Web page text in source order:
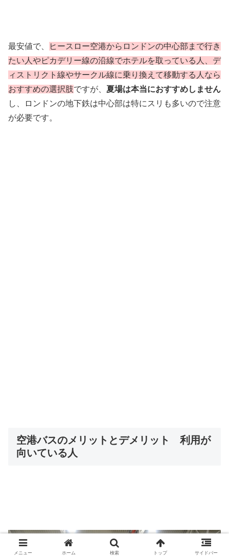
最安値で、
ヒースロー空港からロンドンの中心部まで行き
たい人やピカデリー線の沿線でホテルを取っている人、デ
ィストリクト線やサークル線に乗り換えて移動する人なら
おすすめの選択肢ですが、 夏場は本当におすすめしません
し、ロンドンの地下鉄は中心部は特にスリも多いので注意
が必要です。
空港バスのメリットとデメリット 利用が
向いている人
メニュー ホーム 検索 トップ サイドバー